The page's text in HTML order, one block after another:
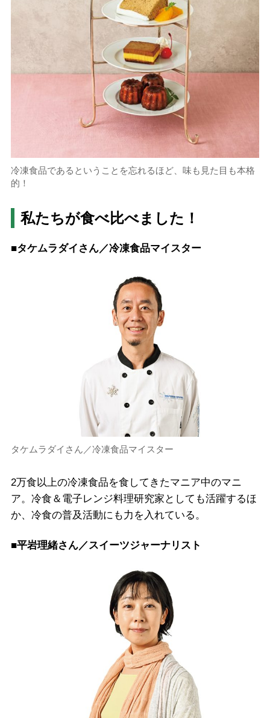
冷凍食品であるということを忘れるほど、味も見た目も本格
的！
私たちが食べ比べました！
■タケムラダイさん／冷凍食品マイスター
タケムラダイさん／冷凍食品マイスター
2万食以上の冷凍食品を食してきたマニア中のマニ
ア。冷食＆電子レンジ料理研究家としても活躍するほ
か、冷食の普及活動にも力を入れている。
■平岩理緒さん／スイーツジャーナリスト